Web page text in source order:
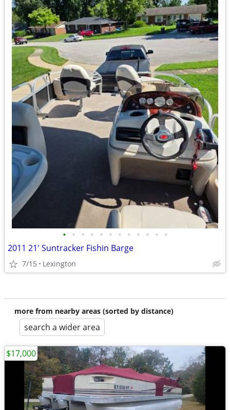
• • • • • • • • • • • •
2011 21' Suntracker Fishin Barge
7/15 Lexington
more from nearby areas (sorted by distance)
search a wider area
$17,000